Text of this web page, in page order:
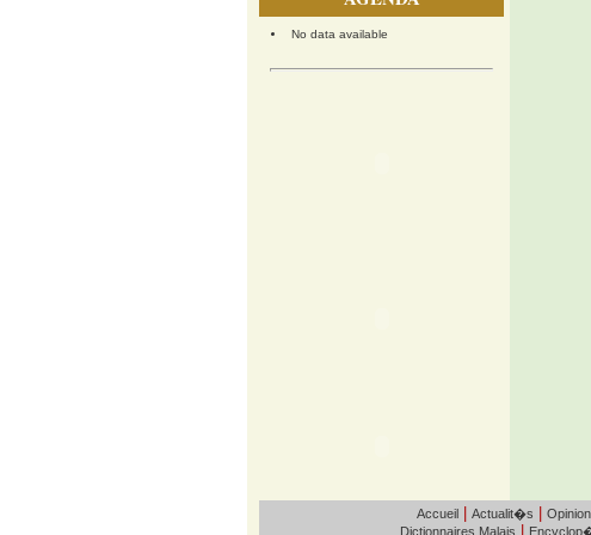
No data available
Accueil| Actualit�s Opinion
Dictionnaires Malais